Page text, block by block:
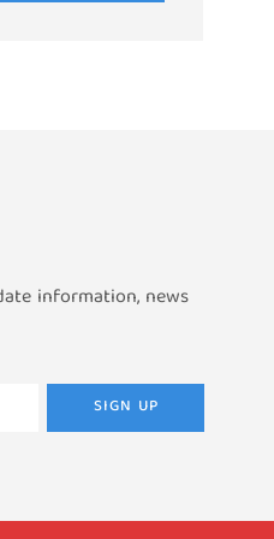
information, news
SIGN UP